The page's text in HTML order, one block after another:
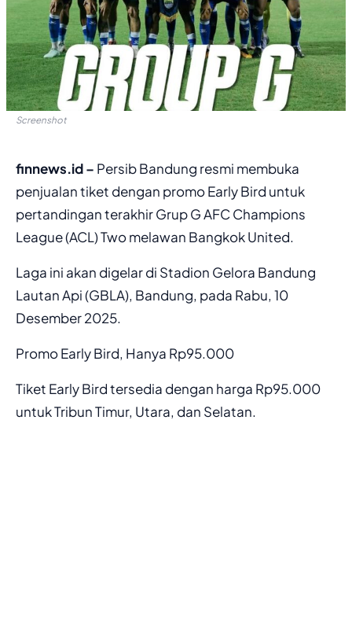
Screenshot
finnews.id – Persib Bandung resmi membuka
penjualan tiket dengan promo Early Bird untuk
pertandingan terakhir Grup G AFC Champions
League (ACL) Two melawan Bangkok United.
Laga ini akan digelar di Stadion Gelora Bandung
Lautan Api (GBLA), Bandung, pada Rabu, 10
Desember 2025.
Promo Early Bird, Hanya Rp95.000
Tiket Early Bird tersedia dengan harga Rp95.000
untuk Tribun Timur, Utara, dan Selatan.